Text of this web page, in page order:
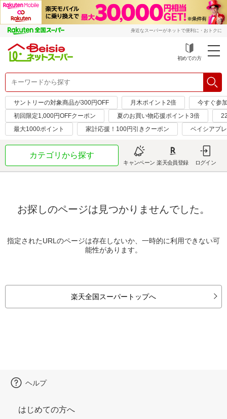
身近なスーパーがネットで便利に・おトクに
初めての方
サントリーの対象商品が300円OFF 月木ポイント2倍
今すぐ参
初回限定1,000円OFFクーポン
夏のお買い物応援ポイント3倍
最大1000ポイント
家計応援！100円引きクーポン ベイシアプ
カテゴリから探す
キャンペーン 楽天会員登録 ログイン
お探しのページは見つかりませんでした。
指定されたURLのページは存在しないか、一時的に利用できない可
能性があります。
楽天全国スーパートップへ
ヘルプ
はじめての方へ